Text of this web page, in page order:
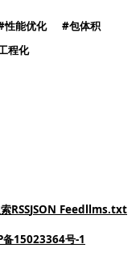
性能优化
包体积
程化
RSSJSON Feed llms.txt
备15023364号-1